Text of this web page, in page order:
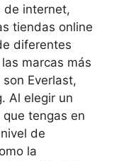
de internet,
tiendas online
diferentes
marcas más
Everlast,
Al elegir un
tengas en
de
la